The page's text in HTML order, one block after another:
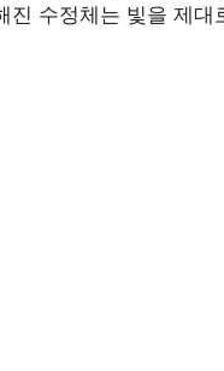
수정체는 빛을 제